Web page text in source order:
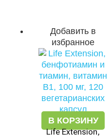
Добавить в
избранное
В КОРЗИНУ
Life Extension,